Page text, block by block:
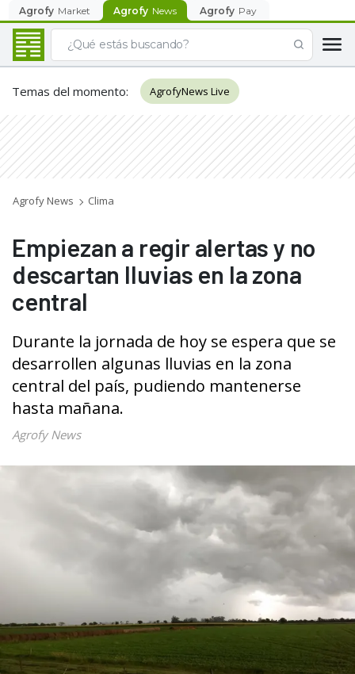
Agrofy Market Agrofy News Agrofy Pay
Temas del momento: AgrofyNews Live
Agrofy News Clima
Empiezan a regir alertas y no
descartan lluvias en la zona
central
Durante la jornada de hoy se espera que se
desarrollen algunas lluvias en la zona
central del país, pudiendo mantenerse
hasta mañana.
Agrofy News